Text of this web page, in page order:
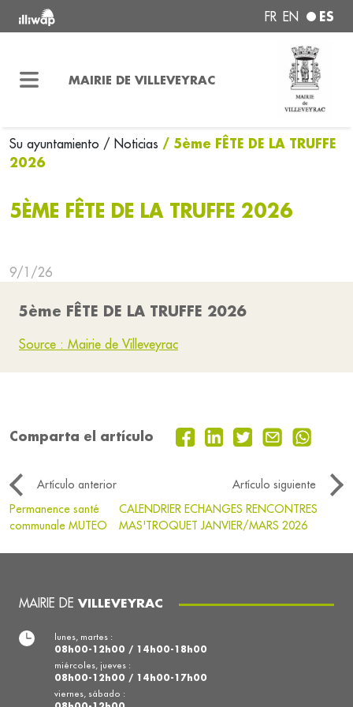
FR EN ES
MAIRIE DE VILLEVEYRAC
Su ayuntamiento / Noticias / 5ème FÊTE DE LA TRUFFE
2026
5ÈME FÊTE DE LA TRUFFE 2026
9/1/26
5ème FÊTE DE LA TRUFFE 2026
Source : Mairie de Villeveyrac
Comparta el artículo
Artículo anterior
Artículo siguiente
Permanence santé
communale MUTEO
CALENDRIER ECHANGES RENCONTRES
MAS'TROQUET JANVIER/MARS 2026
MAIRIE DE VILLEVEYRAC
lunes, martes :
08h00-12h00 / 14h00-18h00
miércoles, jueves :
08h00-12h00 / 14h00-17h00
viernes, sábado :